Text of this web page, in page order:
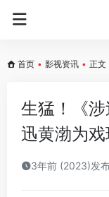
首页 • 影视资讯 • 正文
生猛！《
迅黄渤为
3年前 (2023)发